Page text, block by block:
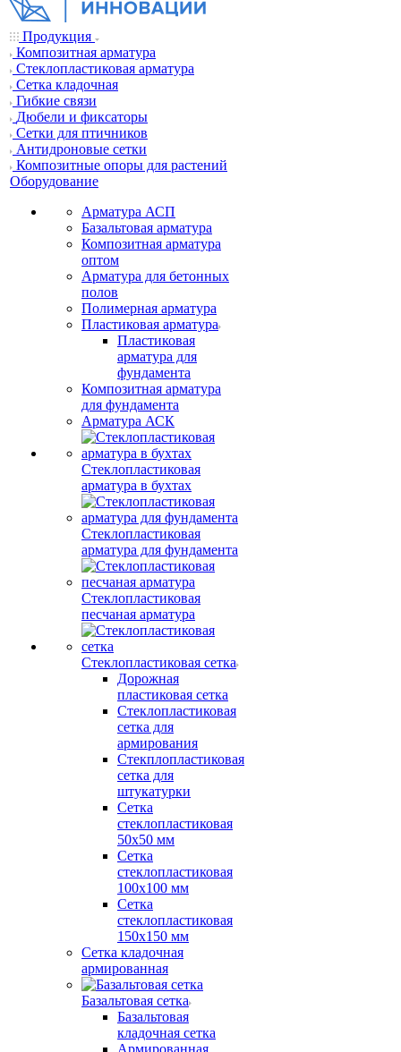
Продукция
Композитная арматура
Cтеклопластиковая арматура
Сетка кладочная
Гибкие связи
Дюбели и фиксаторы
Сетки для птичников
Антидроновые сетки
Композитные опоры для растений
Оборудование
Арматура АСП
Базальтовая арматура
Композитная арматура
оптом
Арматура для бетонных
полов
Полимерная арматура
Пластиковая арматура
Пластиковая
арматура для
фундамента
Композитная арматура
для фундамента
Арматура АСК
Стеклопластиковая
арматура в бухтах
Стеклопластиковая
арматура для фундамента
Стеклопластиковая
песчаная арматура
Стеклопластиковая сетка
Дорожная
пластиковая сетка
Стеклопластиковая
сетка для
армирования
Стекплопластиковая
сетка для
штукатурки
Сетка
стеклопластиковая
50x50 мм
Сетка
стеклопластиковая
100x100 мм
Сетка
стеклопластиковая
150x150 мм
Сетка кладочная
армированная
Базальтовая сетка
Базальтовая
кладочная сетка
Армированная